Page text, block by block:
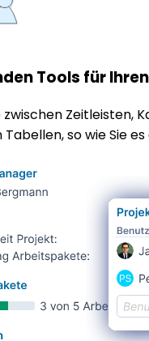
Tools für
zwischen Zeitleisten,
so wie Sie